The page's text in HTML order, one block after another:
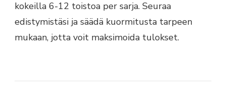
kokeilla 6-12 toistoa per sarja. Seuraa
edistymistäsi ja säädä kuormitusta tarpeen
mukaan, jotta voit maksimoida tulokset.